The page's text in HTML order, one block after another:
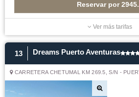
Reservar por
Ver más tarifas
13 Dreams Puerto Aventuras
CARRETERA CHETUMAL KM 269.5, S/N -